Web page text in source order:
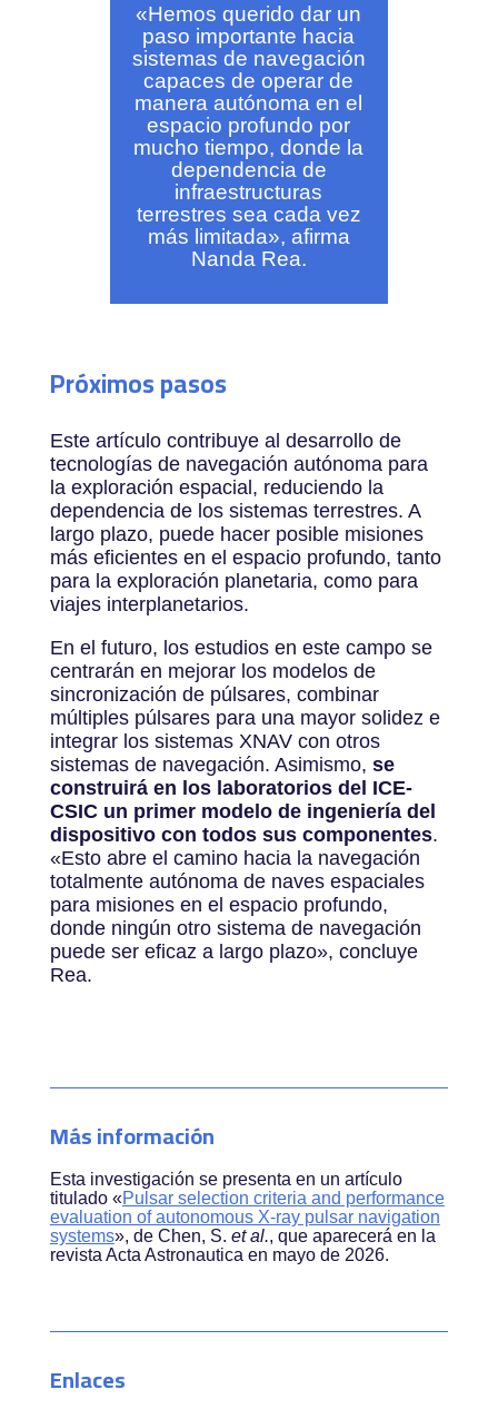
«Hemos querido dar un
paso importante hacia
sistemas de navegación
capaces de operar de
manera autónoma en el
espacio profundo por
mucho tiempo, donde la
dependencia de
infraestructuras
terrestres sea cada vez
más limitada», afirma
Nanda Rea.
Próximos pasos
Este artículo contribuye al desarrollo de
tecnologías de navegación autónoma para
la exploración espacial, reduciendo la
dependencia de los sistemas terrestres. A
largo plazo, puede hacer posible misiones
más eficientes en el espacio profundo, tanto
para la exploración planetaria, como para
viajes interplanetarios.
En el futuro, los estudios en este campo se
centrarán en mejorar los modelos de
sincronización de púlsares, combinar
múltiples púlsares para una mayor solidez e
integrar los sistemas XNAV con otros
sistemas de navegación. Asimismo, se
construirá en los laboratorios del ICE-
CSIC un primer modelo de ingeniería del
dispositivo con todos sus componentes.
«Esto abre el camino hacia la navegación
totalmente autónoma de naves espaciales
para misiones en el espacio profundo,
donde ningún otro sistema de navegación
puede ser eficaz a largo plazo», concluye
Rea.
Más información
Esta investigación se presenta en un artículo
titulado «Pulsar selection criteria and performance
evaluation of autonomous X-ray pulsar navigation
systems», de Chen, S. et al., que aparecerá en la
revista Acta Astronautica en mayo de 2026.
Enlaces